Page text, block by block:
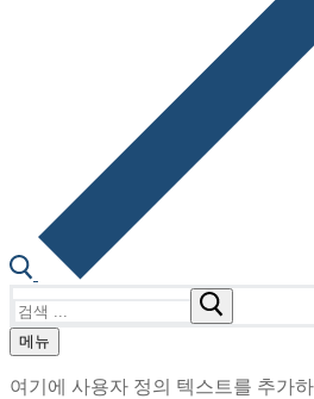
색
메뉴
여기에 사용자 정의 텍스트를 추가